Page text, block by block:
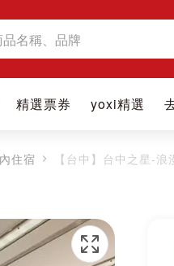
精選票券 yoxi精選
住宿 【台中】台中之星-